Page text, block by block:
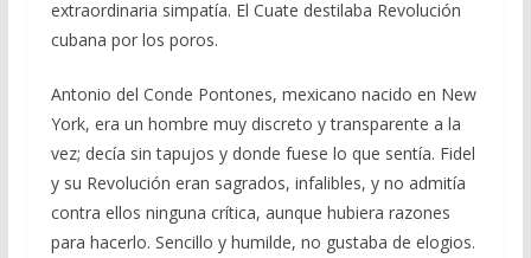
extraordinaria simpatía. El Cuate destilaba Revolución
cubana por los poros.
Antonio del Conde Pontones, mexicano nacido en New
York, era un hombre muy discreto y transparente a la
vez; decía sin tapujos y donde fuese lo que sentía. Fidel
y su Revolución eran sagrados, infalibles, y no admitía
contra ellos ninguna crítica, aunque hubiera razones
para hacerlo. Sencillo y humilde, no gustaba de elogios.